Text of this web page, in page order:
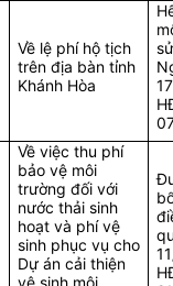
Về lệ phí hộ tịch
trên địa bàn tỉnh
Khánh Hòa
Về việc thu phí
bảo vệ môi
trường đối với
nước thải sinh
hoạt và phí vệ
sinh phục vụ cho
Dự án cải thiện
vệ sinh môi